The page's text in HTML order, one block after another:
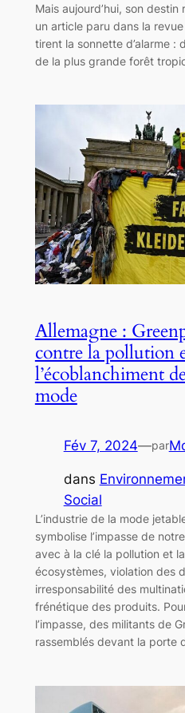
Mais aujourd’hui, son
un article paru dans la
tirent la sonnette d’alarme :
de la plus grande forêt
Allemagne :
contre la pollution
l’écoblanchiment
mode
Fév 7, 2024—par
dans
Social
L’industrie de la mode
symbolise l’impasse de
avec à la clé la pollution et
écosystèmes, violation des
irresponsabilité des
frénétique des produits.
l’impasse, des militants de
rassemblés devant la porte